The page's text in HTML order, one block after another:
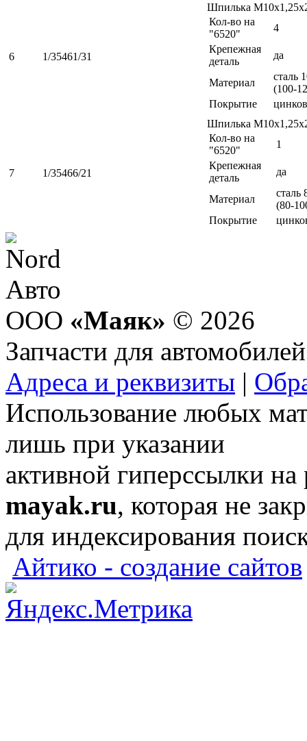
6 1/35461/31
Шпилька
Кол-во на
"6520"
4
Крепежная
деталь
да
Материал
сталь
(100-
Покрытие
7 1/35466/21
Шпилька
Кол-во на
"6520"
1
Крепежная
деталь
да
Материал
сталь
(80-
Покрытие
ООО «Маяк» © 2026
Запчасти для автомобилей
Адреса и реквизиты |
Использование любых
лишь при указании
активной гиперссылки
mayak.ru, которая не
для индексирования
Айтико - создание сайтов